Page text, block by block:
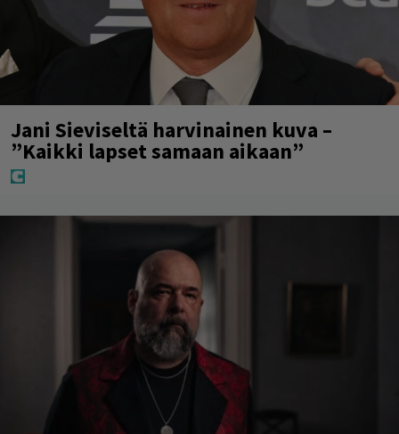
Jani Sieviseltä harvinainen kuva –
”Kaikki lapset samaan aikaan”